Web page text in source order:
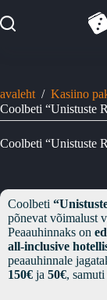
to
content
avaleht / Kasiino
Coolbeti “Unistuste
Coolbeti “Unistuste
Coolbeti
põnevat võimalust
Peaauhinnaks on
all-inclusive
peaauhinnale
150€ ja 50€, samuti